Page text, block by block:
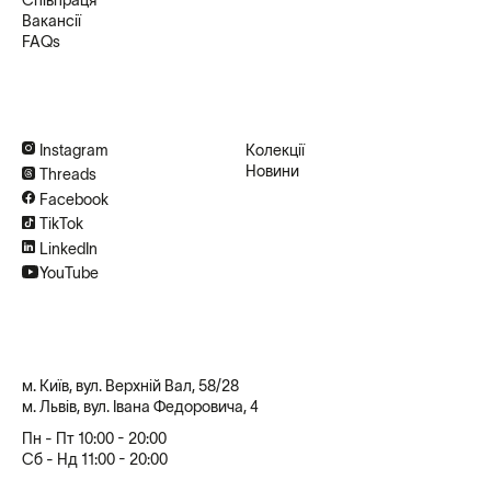
Instagram
Threads
Facebook
TikTok
LinkedIn
YouTube
Вакансії
FAQs
Колекції
Новини
м. Київ, вул. Верхній Вал, 58/28
м. Львів, вул. Івана Федоровича, 4
Пн - Пт 10:00 - 20:00
Сб - Нд 11:00 - 20:00